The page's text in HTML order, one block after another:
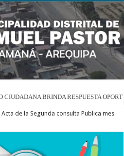
CIUDADANA BRINDA RESPUESTA
Acta de la Segunda consulta Publica mes